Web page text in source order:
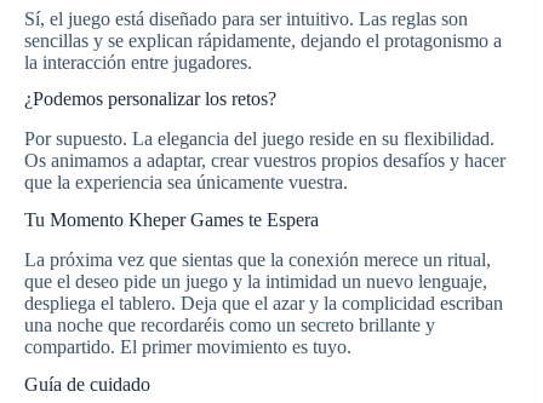
Sí, el juego está diseñado para ser intuitivo. Las reglas son
sencillas y se explican rápidamente, dejando el protagonismo a
la interacción entre jugadores.
¿Podemos personalizar los retos?
Por supuesto. La elegancia del juego reside en su flexibilidad.
Os animamos a adaptar, crear vuestros propios desafíos y hacer
que la experiencia sea únicamente vuestra.
Tu Momento Kheper Games te Espera
La próxima vez que sientas que la conexión merece un ritual,
que el deseo pide un juego y la intimidad un nuevo lenguaje,
despliega el tablero. Deja que el azar y la complicidad escriban
una noche que recordaréis como un secreto brillante y
compartido. El primer movimiento es tuyo.
Guía de cuidado